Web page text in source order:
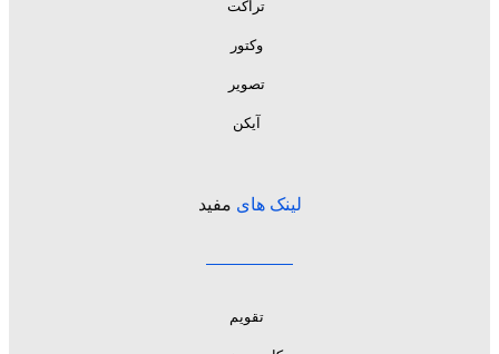
تراکت
وکتور
تصویر
آیکن
لینک های مفید
تقویم